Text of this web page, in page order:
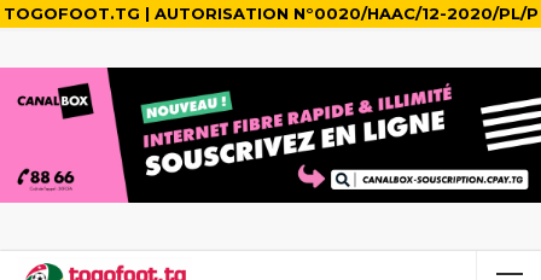
TOGOFOOT.TG | AUTORISATION N°0020/HAAC/12-2020/PL/P